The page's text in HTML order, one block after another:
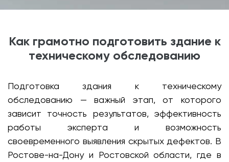
Как грамотно подготовить здание к
техническому обследованию
Подготовка здания к техническому
обследованию — важный этап, от которого
зависит точность результатов, эффективность
работы эксперта и возможность
своевременного выявления скрытых дефектов. В
Ростове-на-Дону и Ростовской области, где в